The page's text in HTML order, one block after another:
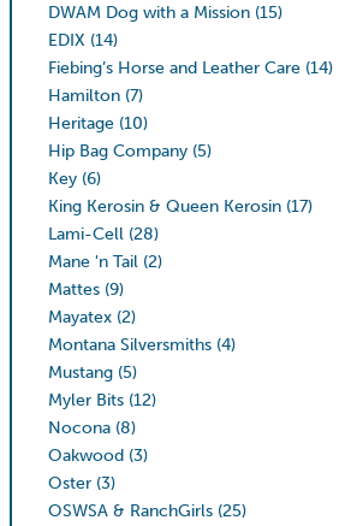
DWAM Dog with a Mission (15)
EDIX (14)
Fiebing’s Horse and Leather Care (14)
Hamilton (7)
Heritage (10)
Hip Bag Company (5)
Key (6)
King Kerosin & Queen Kerosin (17)
Lami-Cell (28)
Mane 'n Tail (2)
Mattes (9)
Mayatex (2)
Montana Silversmiths (4)
Mustang (5)
Myler Bits (12)
Nocona (8)
Oakwood (3)
Oster (3)
OSWSA & RanchGirls (25)